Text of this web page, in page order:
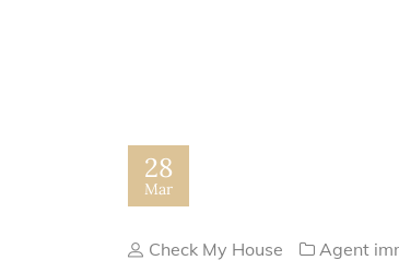
28
Mar
Check My House Agent